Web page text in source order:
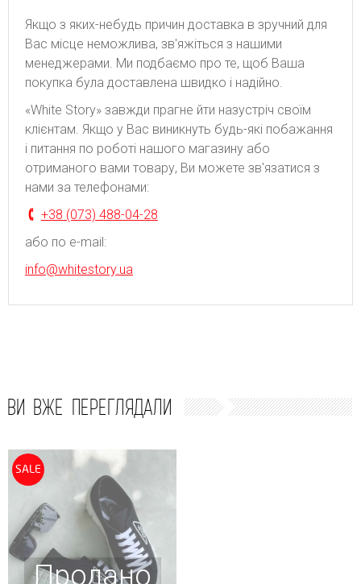
Якщо з яких-небудь причин доставка в зручний для
Вас місце неможлива, зв'яжіться з нашими
менеджерами. Ми подбаємо про те, щоб Ваша
покупка була доставлена швидко і надійно.
«White Story» завжди прагне йти назустріч своїм
клієнтам. Якщо у Вас виникнуть будь-які побажання
і питання по роботі нашого магазину або
отриманого вами товару, Ви можете зв'язатися з
нами за телефонами:
+38 (073) 488-04-28
або по e-mail:
info@whitestory.ua
ВИ ВЖЕ ПЕРЕГЛЯДАЛИ
Продано
SALE